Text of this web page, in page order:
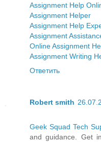
Assignment Help
Assignment Helper
Assignment Help
Assignment
Online Assignment
Assignment Writing
Ответить
Robert smith
Geek Squad Tech
and guidance. Get